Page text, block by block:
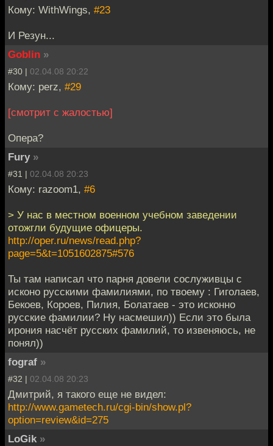
Кому: WithWings, #23
И Резун...
Goblin »
#30 | 02.04.08 20:22
Кому: perz, #29
[смотрит с жалостью]
Опера?
Fury »
#31 | 02.04.08 20:23
Кому: razoom1, #6
> У нас в местном военном учебном заведении
отожгли будущие офицеры.
http://oper.ru/news/read.php?
page=5&t=1051602875#576
Ты там написал что парня довели сослуживцы с
исконо русскими фамилиями, по твоему : Гиголаев,
Бекоев, Короев, Пилия, Болатаев - это исконно
русские фамилии? Ну насмешил)) Если это была
ирония насчёт русских фамилий, то извеняюсь, не
понял))
fograf »
#32 | 02.04.08 20:23
Дмитрий, я такого еще не видел:
http://www.gametech.ru/cgi-bin/show.pl?
option=review&id=275
LoGik »